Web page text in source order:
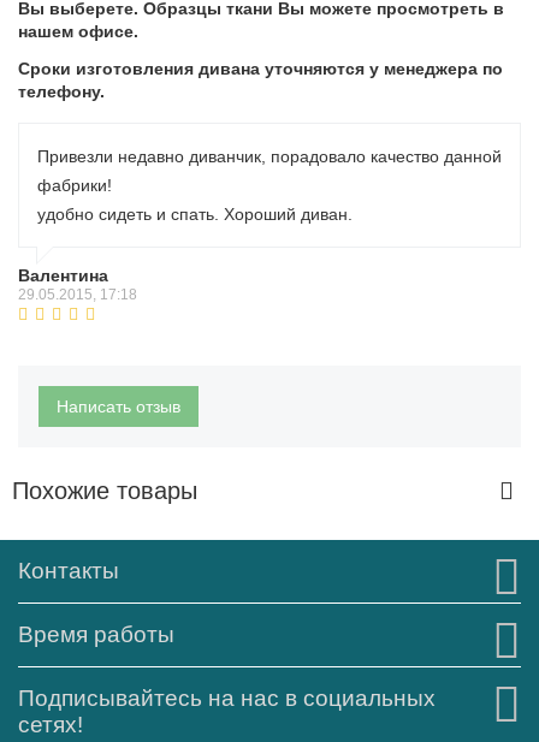
Вы выберете. Образцы ткани Вы можете просмотреть в
нашем офисе.
Сроки изготовления дивана уточняются у менеджера по
телефону.
Привезли недавно диванчик, порадовало качество данной
фабрики!
удобно сидеть и спать. Хороший диван.
Валентина
29.05.2015, 17:18
Написать отзыв
Похожие товары
Контакты
Время работы
Подписывайтесь на нас в социальных
сетях!